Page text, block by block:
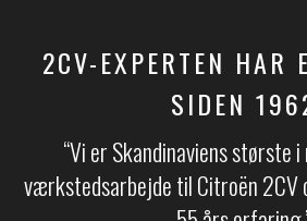
2CV-EXPERTEN HAR
SIDEN
“Vi er Skandinaviens største
værkstedsarbejde til Citroën 2CV